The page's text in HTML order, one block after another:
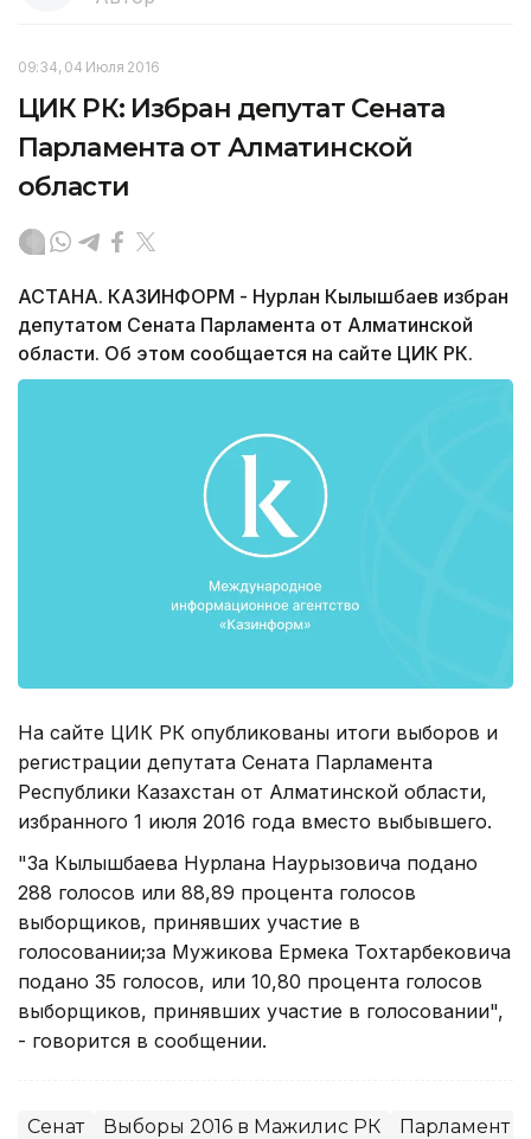
09:34, 04 Июля 2016
ЦИК РК: Избран депутат Сената
Парламента от Алматинской
области
АСТАНА. КАЗИНФОРМ - Нурлан Кылышбаев избран
депутатом Сената Парламента от Алматинской
области. Об этом сообщается на сайте ЦИК РК.
На сайте ЦИК РК опубликованы итоги выборов и
регистрации депутата Сената Парламента
Республики Казахстан от Алматинской области,
избранного 1 июля 2016 года вместо выбывшего.
"За Кылышбаева Нурлана Наурызовича подано
288 голосов или 88,89 процента голосов
выборщиков, принявших участие в
голосовании;за Мужикова Ермека Тохтарбековича
подано 35 голосов, или 10,80 процента голосов
выборщиков, принявших участие в голосовании",
- говорится в сообщении.
Сенат Выборы 2016 в Мажилис РК Парламент